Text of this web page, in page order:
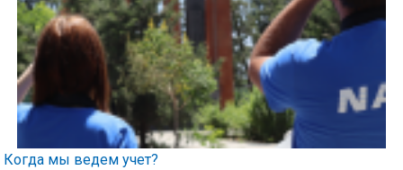
Когда мы ведем учет?